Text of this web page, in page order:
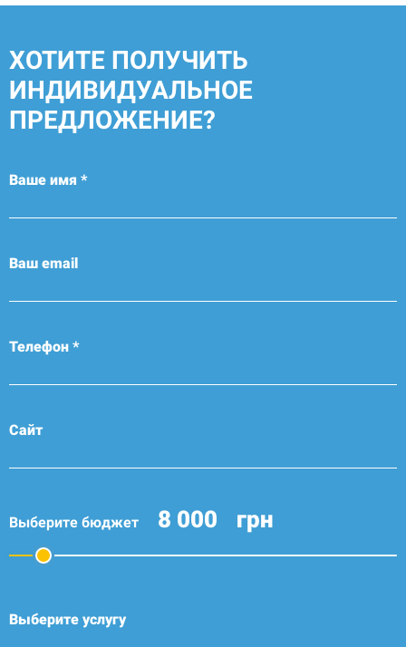
ХОТИТЕ ПОЛУЧИТЬ
ИНДИВИДУАЛЬНОЕ
ПРЕДЛОЖЕНИЕ?
Ваше имя *
Ваш email
Телефон *
Сайт
Выберите бюджет грн
Выберите услугу